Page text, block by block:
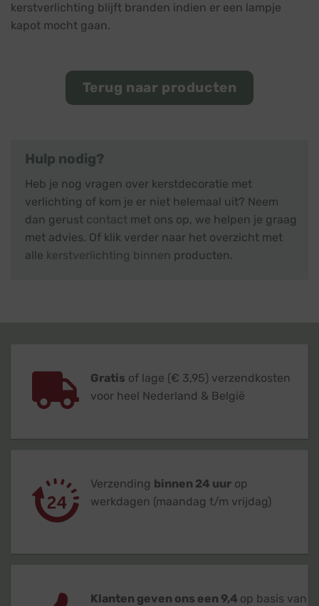
kerstverlichting blijft branden indien er een lampje
kapot mocht gaan.
Terug naar producten
Hulp nodig?
Heb je nog vragen over kerstdecoratie met
verlichting of kom je er niet helemaal uit? Neem
dan gerust contact met ons op, we helpen je graag
met advies. Of klik verder naar het overzicht met
alle kerstverlichting binnen producten.
Gratis of lage (€ 3,95) verzendkosten
voor heel Nederland & België
Verzending binnen 24 uur op
werkdagen (maandag t/m vrijdag)
Klanten geven ons een 9,4 op basis van